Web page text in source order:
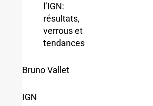
l’IGN:
résultats,
verrous et
tendances
Bruno Vallet
IGN